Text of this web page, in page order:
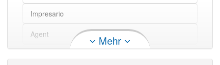
Impresario
Agent Mehr